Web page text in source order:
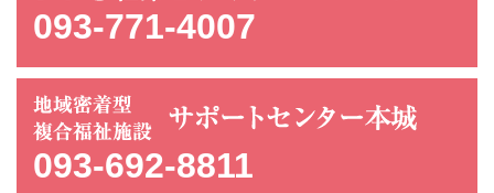
093-771-4007
093-692-8811